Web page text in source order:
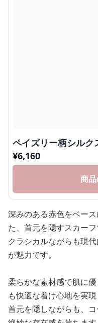
ペイズリー柄シルク
¥6,160
商
深みのある赤色をベー
た、首元を隠すスカーフ
クラシカルながらも現
が魅力です。
柔らかな素材感で肌に
も快適な着け心地を実現
首元を隠しながらも、